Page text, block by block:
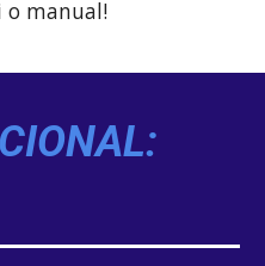
o manual!